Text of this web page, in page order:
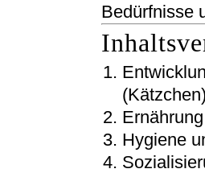
Bedürfnisse
(Kätzchen)
Hygiene